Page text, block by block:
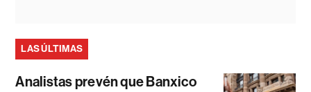
LAS ÚLTIMAS
Analistas prevén que Banxico